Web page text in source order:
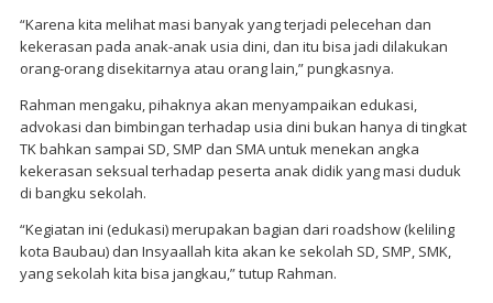
“Karena kita melihat masi banyak yang terjadi pelecehan dan
kekerasan pada anak-anak usia dini, dan itu bisa jadi dilakukan
orang-orang disekitarnya atau orang lain,” pungkasnya.
Rahman mengaku, pihaknya akan menyampaikan edukasi,
advokasi dan bimbingan terhadap usia dini bukan hanya di tingkat
TK bahkan sampai SD, SMP dan SMA untuk menekan angka
kekerasan seksual terhadap peserta anak didik yang masi duduk
di bangku sekolah.
“Kegiatan ini (edukasi) merupakan bagian dari roadshow (keliling
kota Baubau) dan Insyaallah kita akan ke sekolah SD, SMP, SMK,
yang sekolah kita bisa jangkau,” tutup Rahman.